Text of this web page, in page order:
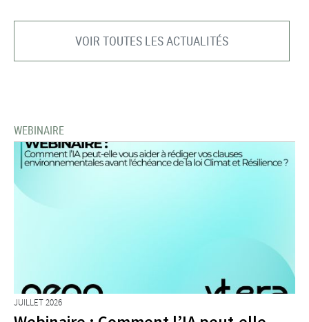
VOIR TOUTES LES ACTUALITÉS
WEBINAIRE
JUILLET 2026